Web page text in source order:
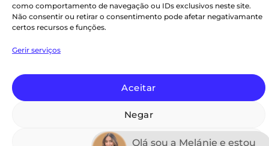
como comportamento de navegação ou IDs exclusivos neste site.
Não consentir ou retirar o consentimento pode afetar negativamante
certos recursos e funções.
Gerir serviços
Aceitar
Negar
Ver preferências
Atendimento ao Cliente Excepcional
Certificado:Trustindex
Isenção de Responsabilidade
Copyright 2026 ©
Olá sou a Melánie e estou